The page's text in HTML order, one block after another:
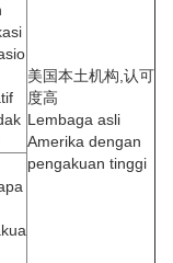
美国本土机构,认可
度高
Lembaga asli
Amerika dengan
pengakuan tinggi